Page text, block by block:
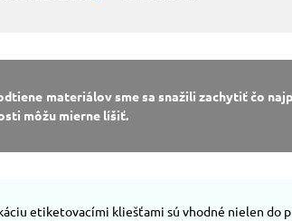
materiálov sme sa snažili zachytiť čo
môžu mierne líšiť.
etiketovacími kliešťami sú vhodné nielen do